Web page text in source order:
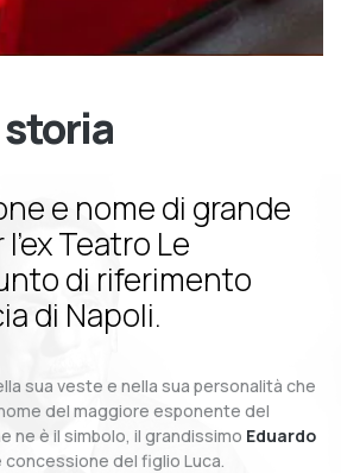
e nome di grande
Teatro Le
di riferimento
di Napoli.
sua veste e nella sua personalità che
del maggiore esponente del
ne è il simbolo, il grandissimo Eduardo
concessione del figlio Luca.